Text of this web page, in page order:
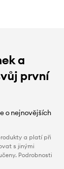
a
první
o nejnovějších
a platí při
s jinými
Podrobnosti